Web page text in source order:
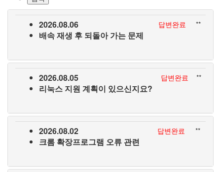
2026.08.06
배속 재생 후 되돌아 가는 문제
답변완료 **
2026.08.05
리눅스 지원 계획이 있으신지요?
답변완료 **
2026.08.02
크롬 확장프로그램 오류 관련
답변완료 **